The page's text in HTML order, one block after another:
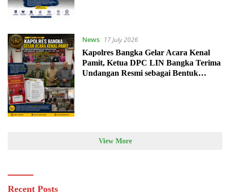
News
17 July 2026
Kapolres Bangka Gelar Acara Kenal
Pamit, Ketua DPC LIN Bangka Terima
Undangan Resmi sebagai Bentuk
View More
Recent Posts